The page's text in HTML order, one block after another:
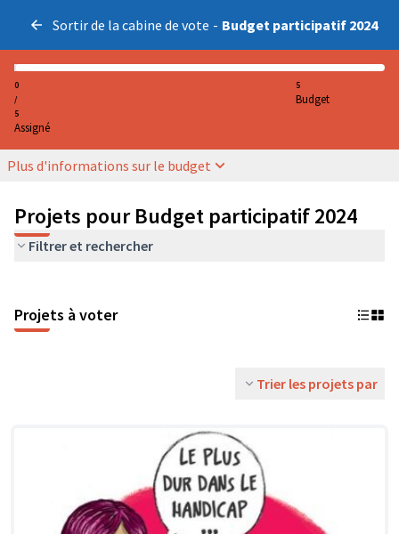
Sortir de la cabine de vote - Budget participatif 2024
0
/
5
Assigné
5
Budget
Plus d'informations sur le budget
Projets pour Budget participatif 2024
Filtrer et rechercher
Projets à voter
Trier les projets par